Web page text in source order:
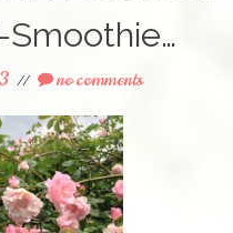
// no comments